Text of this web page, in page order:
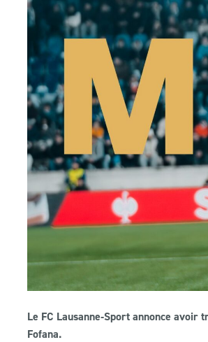
Le FC Lausanne‑Sport annonce
Fofana.